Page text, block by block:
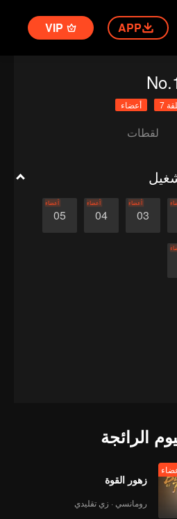
APP
VIP
7 أعضاء
لقطات
03
أعضاء
04
أعضاء
05
أعضاء
الرائجة
زهور القوة
رومانسي · زي تقليدي